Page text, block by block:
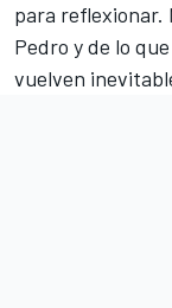
para reflexionar.
Pedro y de lo
vuelven